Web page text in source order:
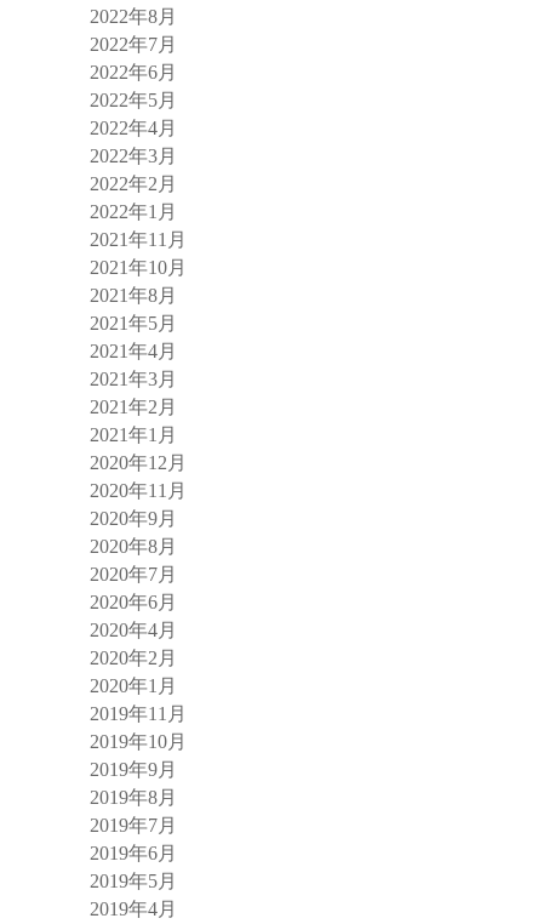
2022年8月
2022年7月
2022年6月
2022年5月
2022年4月
2022年3月
2022年2月
2022年1月
2021年11月
2021年10月
2021年8月
2021年5月
2021年4月
2021年3月
2021年2月
2021年1月
2020年12月
2020年11月
2020年9月
2020年8月
2020年7月
2020年6月
2020年4月
2020年2月
2020年1月
2019年11月
2019年10月
2019年9月
2019年8月
2019年7月
2019年6月
2019年5月
2019年4月